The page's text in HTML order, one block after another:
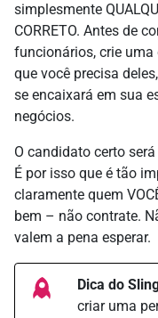
simplesmente
CORRETO. Antes de
funcionários, crie
que você precisa
se encaixará em sua
negócios.
O candidato certo
É por isso que é tão
claramente quem
bem – não contrate.
valem a pena esperar.
Dica do
criar uma